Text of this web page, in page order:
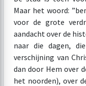
Maar het woord:
voor de grote
aandacht over de
naar die dagen,
verschijning van
dan door Hem over
het noorden), over